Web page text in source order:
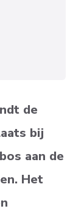
de
bij
aan de
Het